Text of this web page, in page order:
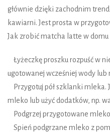
głównie dzięki zachodnim
kawiarni. Jest prosta w
Jak zrobić matcha latte w
Łyżeczkę proszku rozpuść w
ugotowanej wcześniej wody
Przygotuj pół szklanki mleka.
mleko lub użyć dodatków, np.
Podgrzej przygotowane
Spień podgrzane mleko z